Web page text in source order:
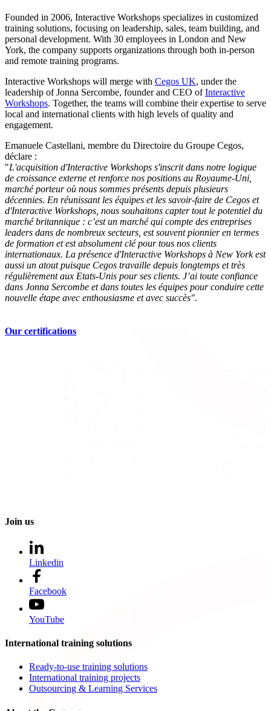
Founded in 2006, Interactive Workshops specializes in customized
training solutions, focusing on leadership, sales, team building, and
personal development. With 30 employees in London and New
York, the company supports organizations through both in-person
and remote training programs.
Interactive Workshops will merge with Cegos UK, under the
leadership of Jonna Sercombe, founder and CEO ofInteractive
Workshops. Together, the teams will combine their expertise to serve
local and international clients with high levels of quality and
engagement.
Emanuele Castellani, membre du Directoire du Groupe Cegos,
déclare :
"L'acquisition d'Interactive Workshops s'inscrit dans notre logique
de croissance externe et renforce nos positions au Royaume-Uni,
marché porteur où nous sommes présents depuis plusieurs
décennies. En réunissant les équipes et les savoir-faire de Cegos et
d'Interactive Workshops, nous souhaitons capter tout le potentiel du
marché britannique : c’est un marché qui compte des entreprises
leaders dans de nombreux secteurs, est souvent pionnier en termes
de formation et est absolument clé pour tous nos clients
internationaux. La présence d'Interactive Workshops à New York est
aussi un atout puisque Cegos travaille depuis longtemps et très
régulièrement aux Etats-Unis pour ses clients. J’ai toute confiance
dans Jonna Sercombe et dans toutes les équipes pour conduire cette
nouvelle étape avec enthousiasme et avec succès".
Our certifications
Join us
Linkedin
Facebook
YouTube
International training solutions
Ready-to-use training solutions
International training projects
Outsourcing & Learning Services